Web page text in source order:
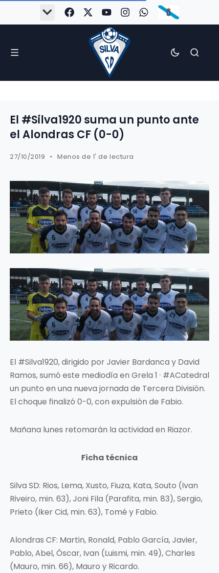
El #Silva1920 suma un punto ante
el Alondras CF (0-0)
27/10/2019 Menos de 1' de lectura
El #Silva1920, dirigido por Javier Bardanca y David
Ramos, sumó este mediodía en Grela 1 · #ACatedral
un punto en una nueva jornada de Tercera División.
El choque finalizó 0-0, con expulsión de Fabio.
Mañana lunes retomarán la actividad en Riazor.
Ficha técnica
Silva SD: Rios, Lema, Xusto, Fiuza, Kata, Souto (Ivan
Riveiro, min. 63), Joni Fila (Parafita, min. 83), Sergio,
Prieto (Iker Cid, min. 63), Tomé y Fabio.
Alondras CF: Martin, Ronald, Pablo García, Javier,
Pablo, Abel, Óscar, Ivan (Luismi, min. 49), Charles
(Mauro, min. 66), Mauro y Ricardo.